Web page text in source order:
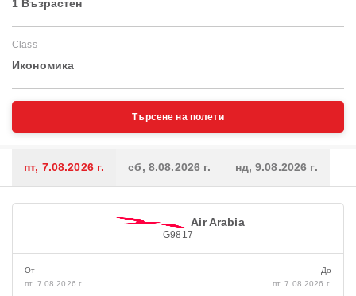
1 Възрастен
Class
Икономика
Търсене на полети
пт, 7.08.2026 г. сб, 8.08.2026 г. нд, 9.08.2026 г.
Air Arabia
G9817
От
пт, 7.08.2026 г.
До
пт, 7.08.2026 г.